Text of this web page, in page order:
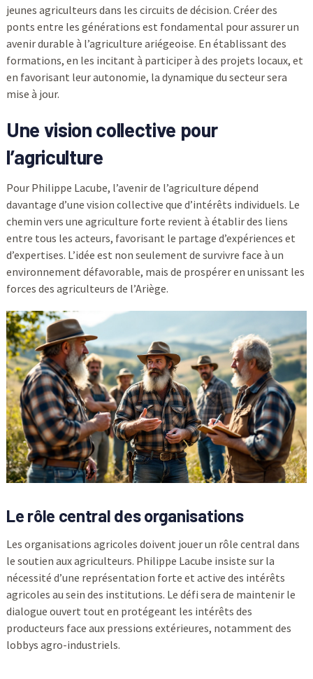
jeunes agriculteurs dans les circuits de décision. Créer des
ponts entre les générations est fondamental pour assurer un
avenir durable à l’agriculture ariégeoise. En établissant des
formations, en les incitant à participer à des projets locaux, et
en favorisant leur autonomie, la dynamique du secteur sera
mise à jour.
Une vision collective pour
l’agriculture
Pour Philippe Lacube, l’avenir de l’agriculture dépend
davantage d’une vision collective que d’intérêts individuels. Le
chemin vers une agriculture forte revient à établir des liens
entre tous les acteurs, favorisant le partage d’expériences et
d’expertises. L’idée est non seulement de survivre face à un
environnement défavorable, mais de prospérer en unissant les
forces des agriculteurs de l’Ariège.
Le rôle central des organisations
Les organisations agricoles doivent jouer un rôle central dans
le soutien aux agriculteurs. Philippe Lacube insiste sur la
nécessité d’une représentation forte et active des intérêts
agricoles au sein des institutions. Le défi sera de maintenir le
dialogue ouvert tout en protégeant les intérêts des
producteurs face aux pressions extérieures, notamment des
lobbys agro-industriels.